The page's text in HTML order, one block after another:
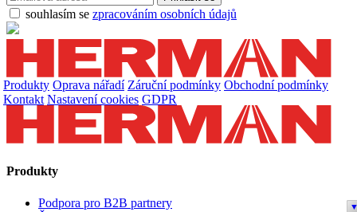
souhlasím se zpracováním osobních údajů
Produkty Oprava nářadí Záruční podmínky Obchodní podmínky
Kontakt Nastavení cookies GDPR
Produkty
Podpora pro B2B partnery